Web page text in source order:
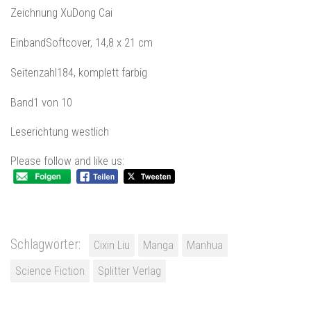
Zeichnung XuDong Cai
EinbandSoftcover, 14,8 x 21 cm
Seitenzahl184, komplett farbig
Band1 von 10
Leserichtung westlich
Please follow and like us:
Schlagwörter: Cixin Liu Manga
Manhua
Science Fiction
Splitter Verlag